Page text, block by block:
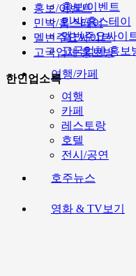
홍보/이벤트
민박/홈스테이
멜번주요싸이
고국업체 홍보
여행/카페
여행
카페
레스토랑
호텔
전시/공연
호주뉴스
영화 & TV보기
홍보/이벤트
민박/홈스테이
멜번주요싸이트
고국업체 홍보방
한인업소록